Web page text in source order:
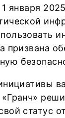
января
призвана
статус